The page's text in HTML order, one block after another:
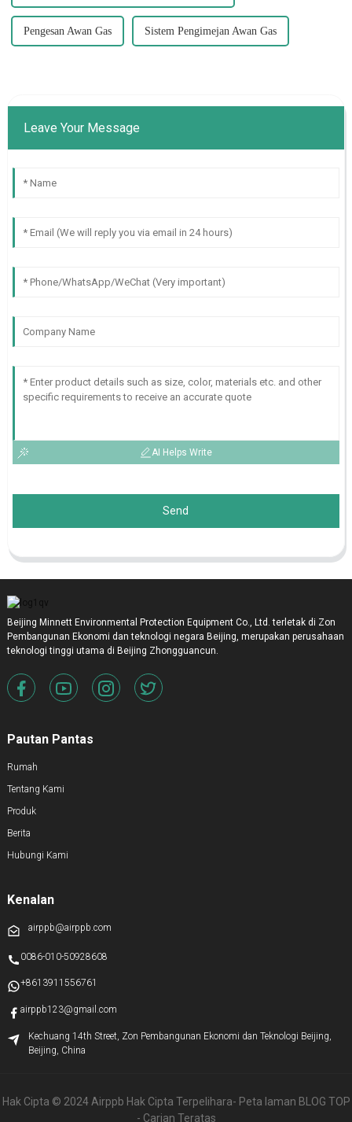
Pengesan Awan Gas Sistem Pengimejan Awan Gas
Leave Your Message
AI Helps Write
Send
Beijing Minnett Environmental Protection Equipment Co., Ltd. terletak di Zon
Pembangunan Ekonomi dan teknologi negara Beijing, merupakan perusahaan
teknologi tinggi utama di Beijing Zhongguancun.
Pautan Pantas
Rumah
Tentang Kami
Produk
Berita
Hubungi Kami
Kenalan
airppb@airppb.com
0086-010-50928608
+8613911556761
airppb123@gmail.com
Kechuang 14th Street, Zon Pembangunan Ekonomi dan Teknologi Beijing,
Beijing, China
Hak Cipta © 2024 Airppb Hak Cipta Terpelihara- Peta laman BLOG TOP
- Carian Teratas